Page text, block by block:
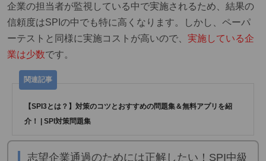
企業の担当者が監視している中で実施されるため、結果の
信頼度はSPIの中でも特に高くなります。しかし、ペーパ
ーテストと同様に実施コストが高いので、 実施している企
業は少数です。
【SPI3とは？】対策のコツとおすすめの問題集＆無料アプリを紹
介！ | SPI対策問題集
志望企業通過のためには正解したい！SPI中級